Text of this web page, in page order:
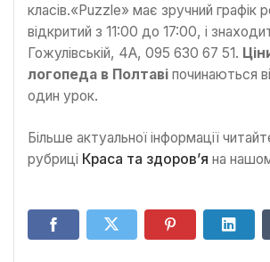
класів.«Puzzle» має зручний графік
відкритий з 11:00 до 17:00, і
Гожулівській, 4А, 095 630 67 51.
логопеда в Полтаві починаються
один урок.
Більше актуальної інформації
рубриці Краса та здоров’я на